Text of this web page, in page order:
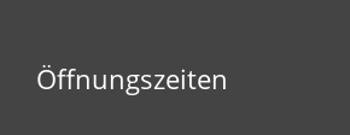
Öffnungszeiten